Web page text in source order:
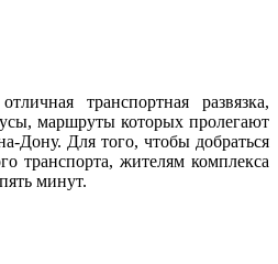
транспортная развязка,
маршруты которых пролегают
Дону. Для того, чтобы добраться
транспорта, жителям комплекса
минут.